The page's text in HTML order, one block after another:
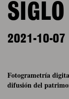
SIGLO
2021-10-07
Fotogrametría
difusión del